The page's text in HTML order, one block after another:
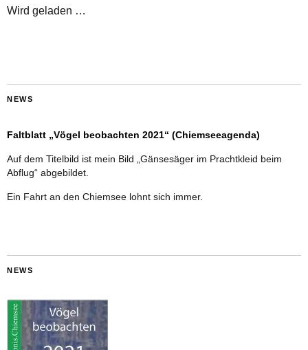
Wird geladen …
NEWS
Faltblatt „Vögel beobachten 2021“ (Chiemseeagenda)
Auf dem Titelbild ist mein Bild „Gänsesäger im Prachtkleid beim
Abflug“ abgebildet.
Ein Fahrt an den Chiemsee lohnt sich immer.
NEWS